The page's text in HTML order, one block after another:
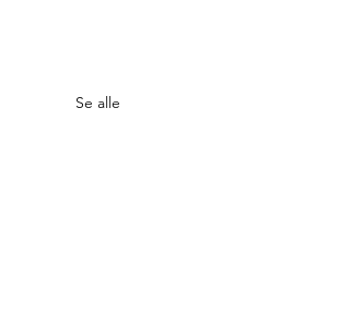
Se alle